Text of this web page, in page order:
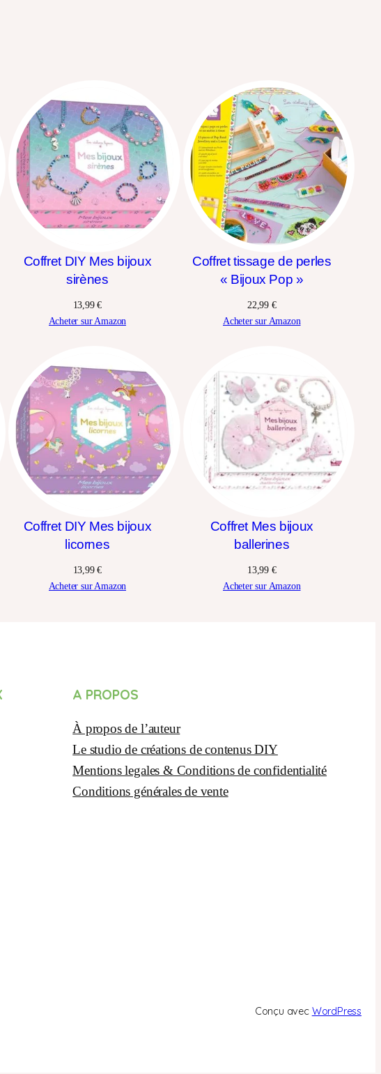
Coffret DIY Mes bijoux
sirènes
13,99€
Acheter sur Amazon
Coffret tissage de perles
« Bijoux Pop »
22,99 €
Acheter sur Amazon
Coffret DIY Mes bijoux
licornes
13,99€
Acheter sur Amazon
Coffret Mes bijoux
ballerines
13,99 €
Acheter sur Amazon
A PROPOS
À propos de l’auteur
Le studio de créations de contenus DIY
Mentions legales & Conditions de confidentialité
Conditions générales de vente
Conçu avec WordPress